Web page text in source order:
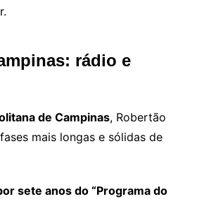
rádio e
de Campinas, Robertão
mais longas e sólidas de
sete anos do “Programa do